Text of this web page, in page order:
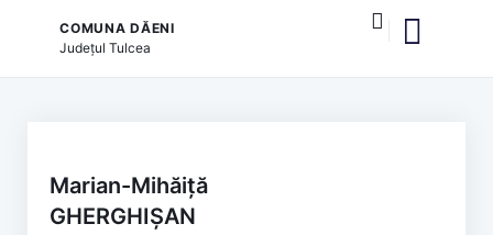
COMUNA DĂENI
JudețulTulcea
Marian-Mihăiță
GHERGHIȘAN